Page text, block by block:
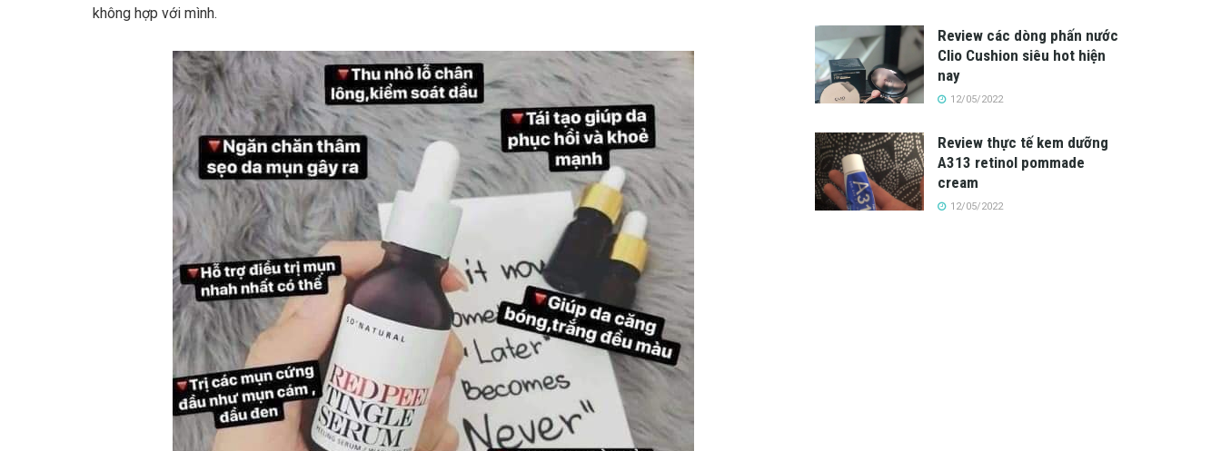
không hợp với mình.
Review các dòng phấn nước
Clio Cushion siêu hot hiện
nay
12/05/2022
Review thực tế kem dưỡng
A313 retinol pommade
cream
12/05/2022